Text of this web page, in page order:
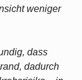
weniger
dass
dadurch